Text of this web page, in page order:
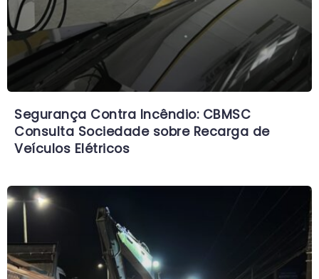
Segurança Contra Incêndio: CBMSC
Consulta Sociedade sobre Recarga de
Veículos Elétricos